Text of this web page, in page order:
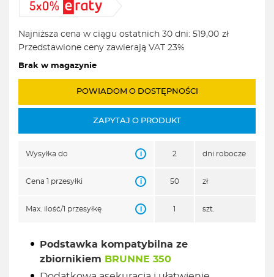
Pierwotna
cena
wynosiła:
549,00zł.
Aktualna
cena
wynosi:
519,00zł.
Najniższa cena w ciągu ostatnich 30 dni: 519,00 zł
Przedstawione ceny zawierają VAT 23%
Brak w magazynie
POWIADOM O DOSTĘPNOŚCI
ZAPYTAJ O PRODUKT
Wysyłka do i 2 dni robocze
Cena 1 przesyłki i 50 zł
Max. ilość/1 przesyłkę i szt.
Podstawka kompatybilna ze
zbiornikiem
BRUNNE 350